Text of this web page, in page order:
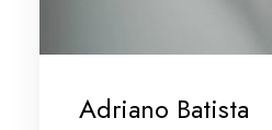
Adriano Batista